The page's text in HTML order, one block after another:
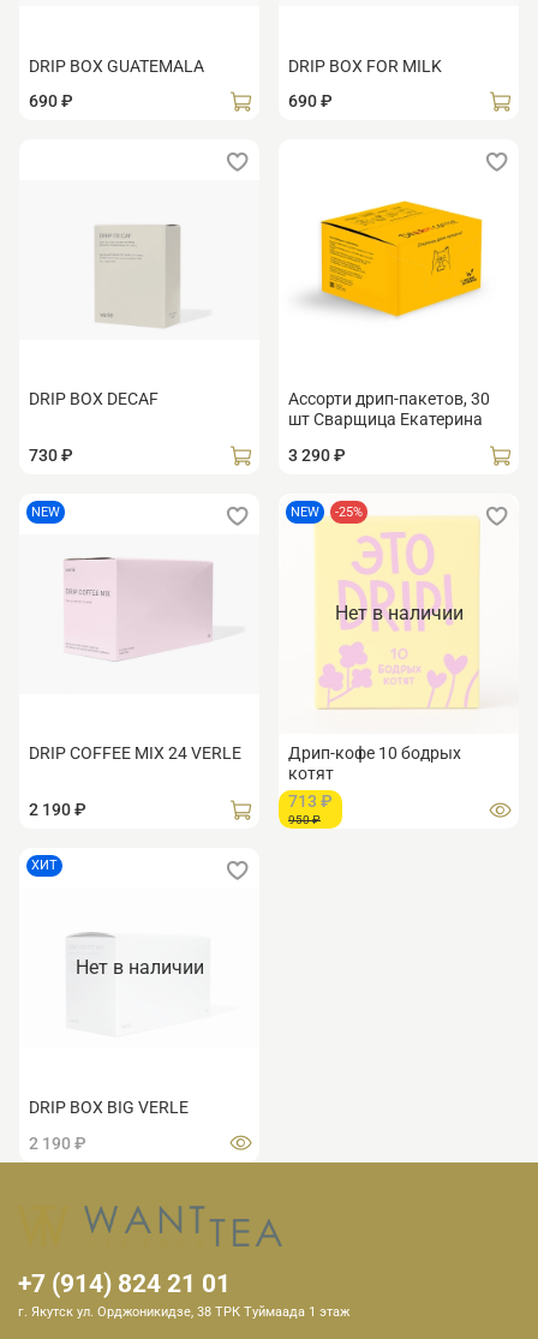
DRIP BOX GUATEMALA
690 ₽
DRIP BOX FOR MILK
690 ₽
DRIP BOX DECAF
730 ₽
Ассорти дрип-пакетов, 30
шт Сварщица Екатерина
3 290 ₽
NEW
DRIP COFFEE MIX 24 VERLE
2 190 ₽
Нет в наличии
NEW -25%
Дрип-кофе 10 бодрых
котят
713 ₽
950 ₽
Нет в наличии
ХИТ
DRIP BOX BIG VERLE
2 190 ₽
+7 (914) 824 21 01
г. Якутск ул. Орджоникидзе, 38 ТРК Туймаада 1 этаж